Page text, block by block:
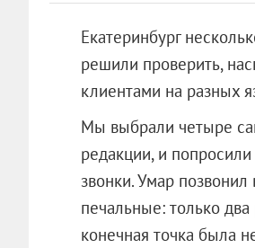
Екатеринбург
решили проверить,
клиентами на разных
Мы выбрали четыре
редакции, и
звонки. Умар
печальные: только
конечная точка была